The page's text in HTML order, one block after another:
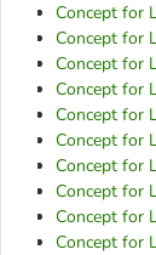
Concept for
Concept for
Concept for
Concept for
Concept for
Concept for
Concept for
Concept for
Concept for
Concept for